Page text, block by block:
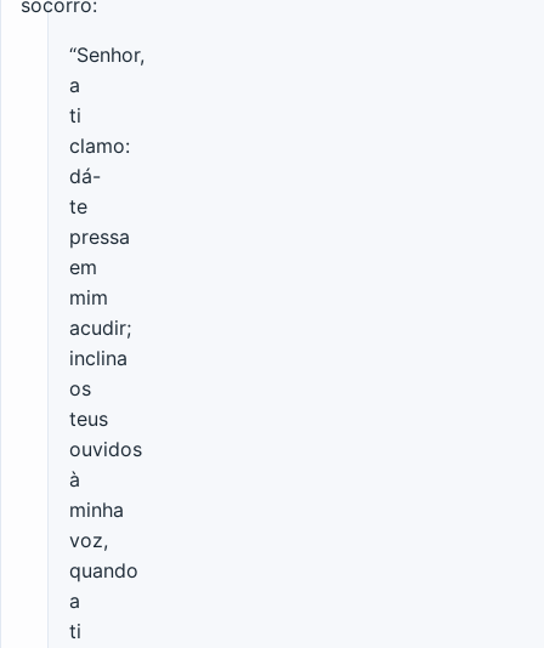
socorro:
“Senhor,
a
ti
clamo:
dá-
te
pressa
em
mim
acudir;
inclina
os
teus
ouvidos
à
minha
voz,
quando
a
ti